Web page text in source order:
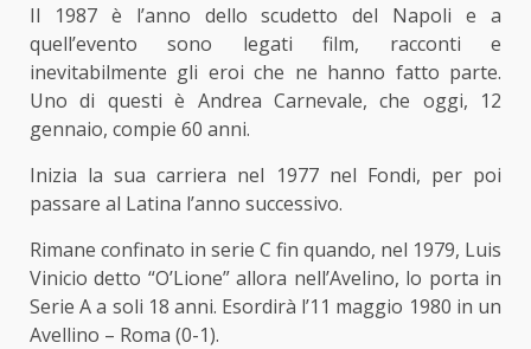
Il 1987 è l’anno dello scudetto del Napoli e a
quell’evento sono legati film, racconti e
inevitabilmente gli eroi che ne hanno fatto parte.
Uno di questi è Andrea Carnevale, che oggi, 12
gennaio, compie 60 anni.
Inizia la sua carriera nel 1977 nel Fondi, per poi
passare al Latina l’anno successivo.
Rimane confinato in serie C fin quando, nel 1979, Luis
Vinicio detto “O’Lione” allora nell’Avelino, lo porta in
Serie A a soli 18 anni. Esordirà l’11 maggio 1980 in un
Avellino – Roma (0-1).